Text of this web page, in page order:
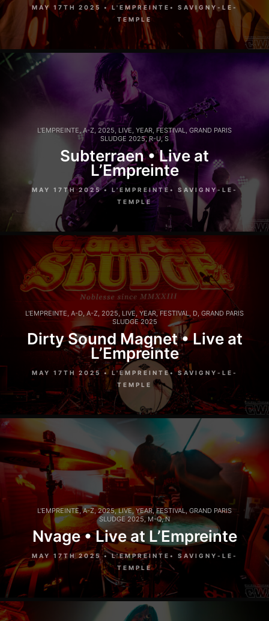
MAY 17TH 2025 • L'EMPREINTE• SAVIGNY-LE-
TEMPLE
L'EMPREINTE,A-Z, 2025, LIVE, YEAR, FESTIVAL, GRAND PARIS
SLUDGE 2025,R-U,S
Subterraen • Live at
L’Empreinte
MAY 17TH 2025 • L'EMPREINTE• SAVIGNY-LE-
TEMPLE
L'EMPREINTE, A-D, A-Z, 2025, LIVE, YEAR, FESTIVAL, D, GRAND PARIS
SLUDGE 2025
Dirty Sound Magnet • Live at
L’Empreinte
MAY 17TH 2025 • L'EMPREINTE• SAVIGNY-LE-
TEMPLE
L'EMPREINTE ,A-Z 2025,LIVE, YEAR,FESTIVAL ,GRAND PARIS
SLUDGE 2025 M-Q,N
Nvage • Live at L’Empreinte
MAY 17TH 2025 • L'EMPREINTE• SAVIGNY-LE-
TEMPLE